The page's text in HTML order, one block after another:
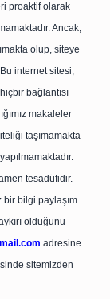
proaktif olarak
Ancak,
olup, siteye
internet sitesi,
bağlantısı
makaleler
taşımamakta
tesadüfidir.
bir bilgi paylaşım
olduğunu
adresine
sitemizden